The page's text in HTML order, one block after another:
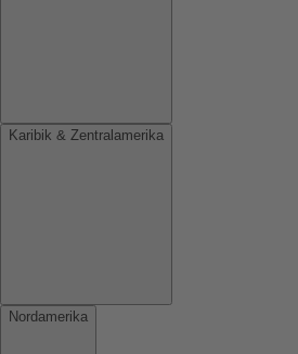
Karibik & Zentralamerika
Nordamerika